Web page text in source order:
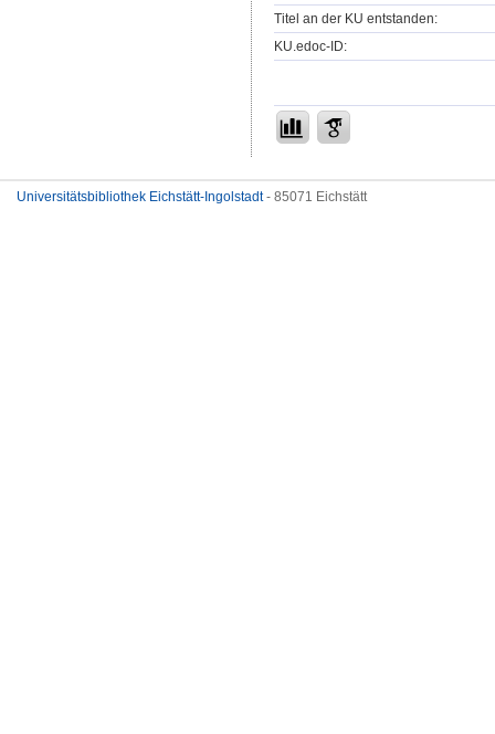
Titel an der KU entstanden:
KU.edoc-ID:
Universitätsbibliothek Eichstätt-Ingolstadt- 85071 Eichstätt